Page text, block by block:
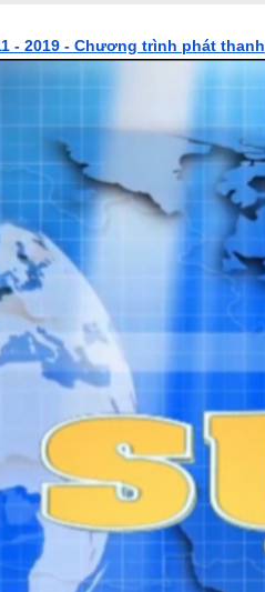
- 2019 - Chương trình phát thanh